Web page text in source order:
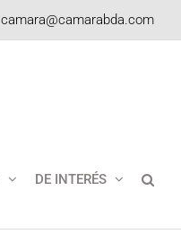
camara@camarabda.com
DE INTERÉS